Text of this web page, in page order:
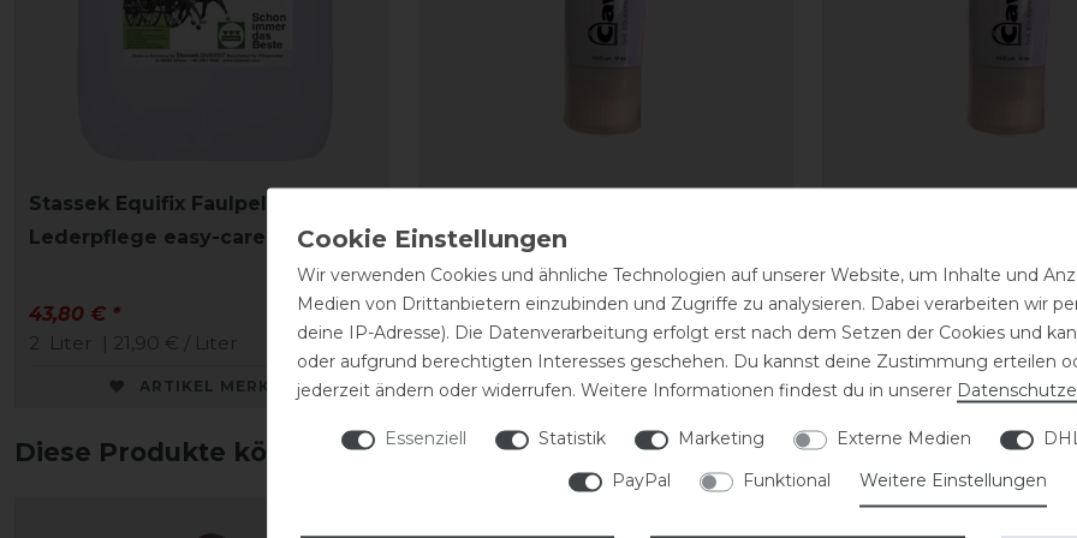
Stassek Equifix Faulpelz
Lederpflege easy-care
43,80 € *
2 Liter | 21,90 € / Liter
ARTIKEL MERKEN
Schuhcreme 75 ml
9,90 € *
0.075 Liter | 132,00 € / Liter
ARTIKEL MERKEN
9,90 € *
0.075 Liter | 132,00 € /
ARTIKEL
Diese Produkte könnten dich auch interessieren
Wir verwenden Cookies und ähnliche Technologien auf unserer Website, um Inhalte und
Medien von Drittanbietern einzubinden und Zugriffe zu analysieren. Dabei verarbeiten wir
deine IP-Adresse). Die Datenverarbeitung erfolgt erst nach dem Setzen der Cookies und
oder aufgrund berechtigten Interesses geschehen. Du kannst deine Zustimmung erteilen
jederzeit ändern oder widerrufen. Weitere Informationen findest du in unserer
Essenziell Statistik Marketing Externe Medien
PayPal
Funktional Weitere Einstellungen